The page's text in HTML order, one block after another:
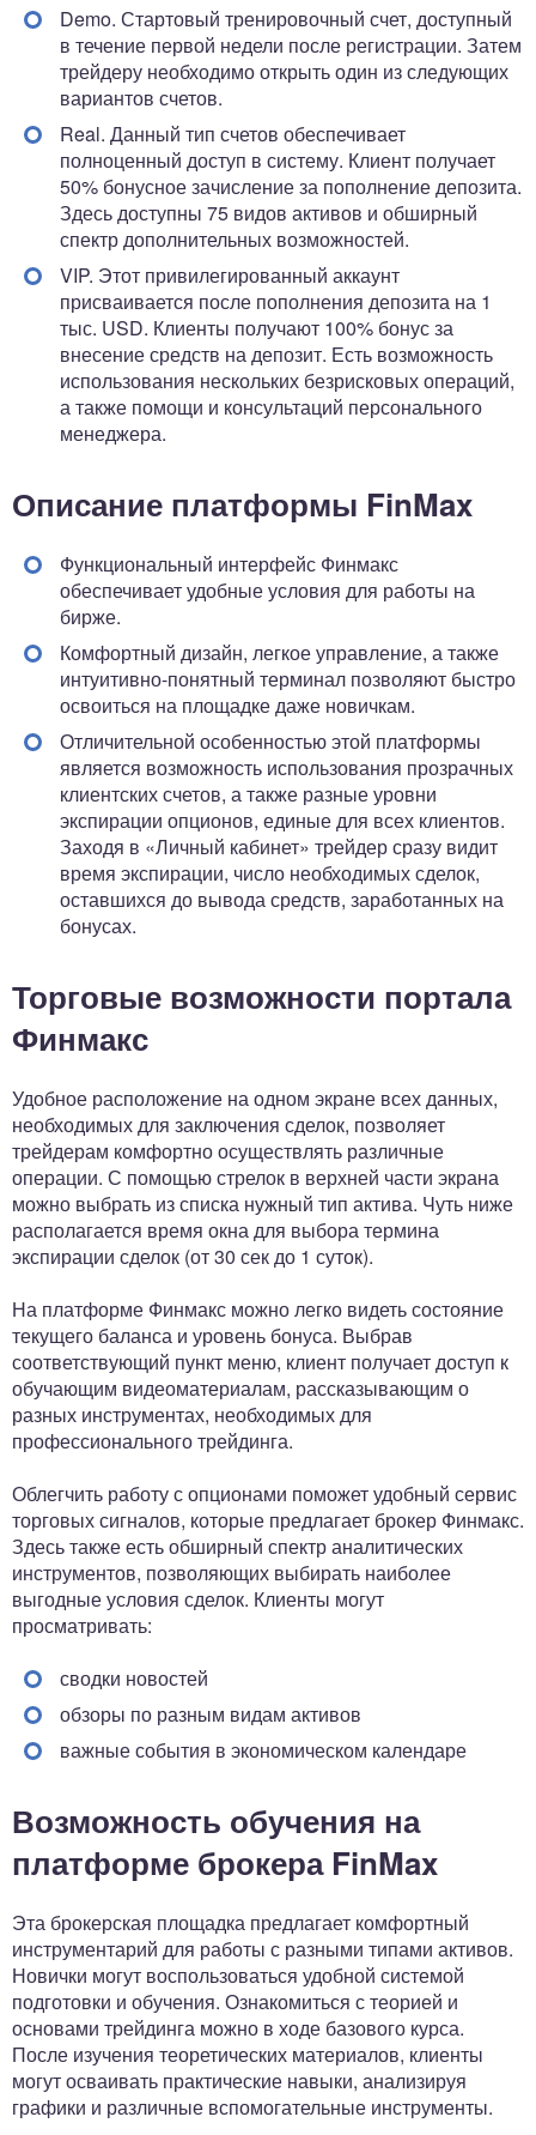
Demo. Стартовый тренировочный счет, доступный
в течение первой недели после регистрации. Затем
трейдеру необходимо открыть один из следующих
вариантов счетов.
Real. Данный тип счетов обеспечивает
полноценный доступ в систему. Клиент получает
50% бонусное зачисление за пополнение депозита.
Здесь доступны 75 видов активов и обширный
спектр дополнительных возможностей.
VIP. Этот привилегированный аккаунт
присваивается после пополнения депозита на 1
тыс. USD. Клиенты получают 100% бонус за
внесение средств на депозит. Есть возможность
использования нескольких безрисковых операций,
а также помощи и консультаций персонального
менеджера.
Описание платформы FinMax
Функциональный интерфейс Финмакс
обеспечивает удобные условия для работы на
бирже.
Комфортный дизайн, легкое управление, а также
интуитивно-понятный терминал позволяют быстро
освоиться на площадке даже новичкам.
Отличительной особенностью этой платформы
является возможность использования прозрачных
клиентских счетов, а также разные уровни
экспирации опционов, единые для всех клиентов.
Заходя в «Личный кабинет» трейдер сразу видит
время экспирации, число необходимых сделок,
оставшихся до вывода средств, заработанных на
бонусах.
Торговые возможности портала
Финмакс
Удобное расположение на одном экране всех данных,
необходимых для заключения сделок, позволяет
трейдерам комфортно осуществлять различные
операции. С помощью стрелок в верхней части экрана
можно выбрать из списка нужный тип актива. Чуть ниже
располагается время окна для выбора термина
экспирации сделок (от 30 сек до 1 суток).
На платформе Финмакс можно легко видеть состояние
текущего баланса и уровень бонуса. Выбрав
соответствующий пункт меню, клиент получает доступ к
обучающим видеоматериалам, рассказывающим о
разных инструментах, необходимых для
профессионального трейдинга.
Облегчить работу с опционами поможет удобный сервис
торговых сигналов, которые предлагает брокер Финмакс.
Здесь также есть обширный спектр аналитических
инструментов, позволяющих выбирать наиболее
выгодные условия сделок. Клиенты могут
просматривать:
сводки новостей
обзоры по разным видам активов
важные события в экономическом календаре
Возможность обучения на
платформе брокера FinMax
Эта брокерская площадка предлагает комфортный
инструментарий для работы с разными типами активов.
Новички могут воспользоваться удобной системой
подготовки и обучения. Ознакомиться с теорией и
основами трейдинга можно в ходе базового курса.
После изучения теоретических материалов, клиенты
могут осваивать практические навыки, анализируя
графики и различные вспомогательные инструменты.